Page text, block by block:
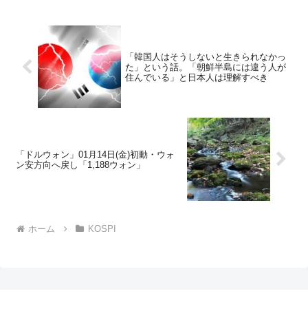
「韓国人はそうしないと生きられなかっ
た」という話。「朝鮮半島には違う人が
住んでいる」と日本人は理解すべき
「ドルウォン」01月14日(金)初動・ウォ
ン安方向へ戻し「1,188ウォン」
ホーム KOSPI